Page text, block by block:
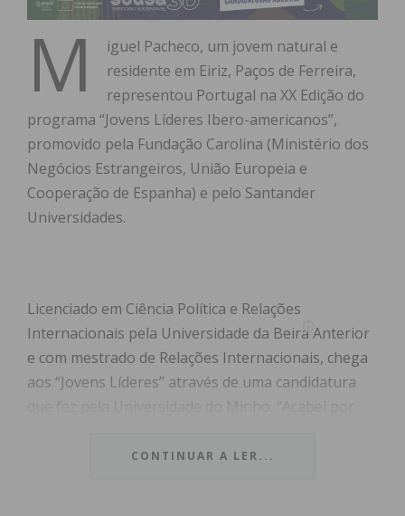
M
iguel Pacheco, um jovem natural e
residente em Eiriz, Paços de Ferreira,
representou Portugal na XX Edição do
programa “Jovens Líderes Ibero-americanos”,
promovido pela Fundação Carolina (Ministério dos
Negócios Estrangeiros, União Europeia e
Cooperação de Espanha) e pelo Santander
Universidades.
Licenciado em Ciência Política e Relações
Internacionais pela Universidade da Beira Anterior
e com mestrado de Relações Internacionais, chega
aos “Jovens Líderes” através de uma candidatura
candidaturas de 22 países e apesar de não estar
CONTINUAR A LER...